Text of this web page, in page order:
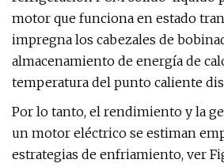
motor que funciona en estado
impregna los cabezales de
almacenamiento de energía de
temperatura del punto caliente
Por lo tanto, el rendimiento y la
un motor eléctrico se estiman
estrategias de enfriamiento, ver